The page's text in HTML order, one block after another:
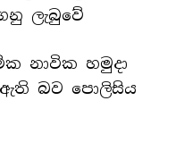
ලැබුවේ
නාවික හමුදා
බව පොලිසිය